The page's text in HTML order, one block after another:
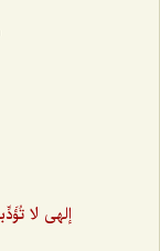
إلهی لا